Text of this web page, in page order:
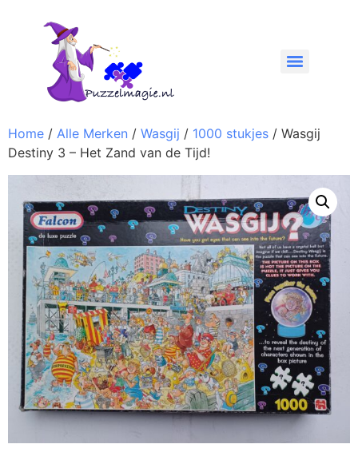
Home / Alle Merken / Wasgij / 1000 stukjes / Wasgij
Destiny 3 – Het Zand van de Tijd!